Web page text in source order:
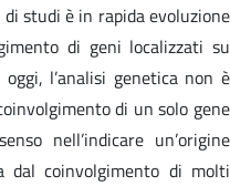
studi è in rapida evoluzione
di geni localizzati su
l’analisi genetica non è
di un solo gene
nell’indicare un’origine
dal coinvolgimento di molti